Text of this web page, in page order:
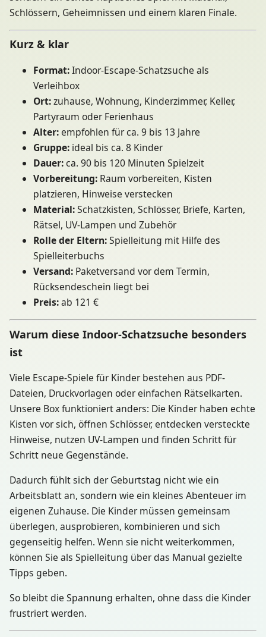
Schlössern, Geheimnissen und einem klaren Finale.
Kurz & klar
Format:Indoor-Escape-Schatzsuche als
Verleihbox
Ort:zuhause, Wohnung, Kinderzimmer, Keller,
Partyraum oder Ferienhaus
Alter:empfohlen für ca. 9 bis 13 Jahre
Gruppe: ideal bis ca. 8 Kinder
Dauer:ca. 90 bis 120 Minuten Spielzeit
Vorbereitung: Raum vorbereiten, Kisten
platzieren, Hinweise verstecken
Material:Schatzkisten, Schlösser, Briefe, Karten,
Rätsel, UV-Lampen und Zubehör
Rolle der Eltern:Spielleitung mit Hilfe des
Spielleiterbuchs
Versand: Paketversand vor dem Termin,
Rücksendeschein liegt bei
Preis:ab 121 €
Warum diese Indoor-Schatzsuche besonders
ist
Viele Escape-Spiele für Kinder bestehen aus PDF-
Dateien, Druckvorlagen oder einfachen Rätselkarten.
Unsere Box funktioniert anders: Die Kinder haben echte
Kisten vor sich, öffnen Schlösser, entdecken versteckte
Hinweise, nutzen UV-Lampen und finden Schritt für
Schritt neue Gegenstände.
Dadurch fühlt sich der Geburtstag nicht wie ein
Arbeitsblatt an, sondern wie ein kleines Abenteuer im
eigenen Zuhause. Die Kinder müssen gemeinsam
überlegen, ausprobieren, kombinieren und sich
gegenseitig helfen. Wenn sie nicht weiterkommen,
können Sie als Spielleitung über das Manual gezielte
Tipps geben.
So bleibt die Spannung erhalten, ohne dass die Kinder
frustriert werden.